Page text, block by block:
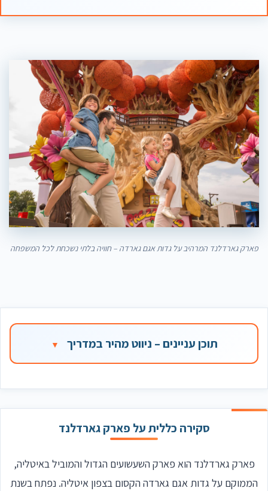
פארק גארדלנד המרהיב על גדות אגם גארדה – חוויה בלתי נשכחת לכל המשפחה
תוכן עניינים – ניווט מהיר במדריך
סקירה כללית על פארק גארדלנד
פארק גארדלנד הוא פארק השעשועים הגדול והמוביל באיטליה,
הממוקם על גדות אגם גארדה הקסום בצפון איטליה. נפתח בשנת